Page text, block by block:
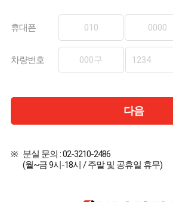
휴대폰
차량번호
다음
분실 문의 : 02-3210-2486
(월~금 9시-18시 / 주말 및 공휴일 휴무)